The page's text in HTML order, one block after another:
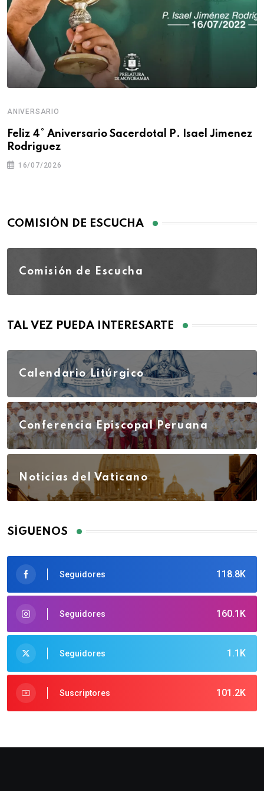
ANIVERSARIO
Feliz 4° Aniversario Sacerdotal P. Isael Jimenez
Rodriguez
16/07/2026
COMISIÓN DE ESCUCHA
Comisión de Escucha
TAL VEZ PUEDA INTERESARTE
Calendario Litúrgico
Conferencia Episcopal Peruana
Noticias del Vaticano
SÍGUENOS
118.8K
Seguidores
160.1K
Seguidores
1.1K
Seguidores
101.2K
Suscriptores